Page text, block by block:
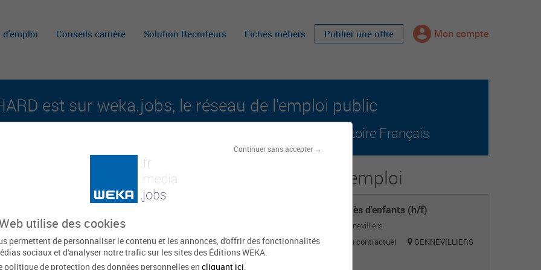
Continuer sans accepter →
utilise des cookies
permettent de personnaliser le contenu et les annonces, d'offrir des fonctionnalités
sociaux et d'analyser notre trafic sur les sites des Éditions WEKA.
politique de protection des données personnelles en cliquant ici
d'emploi Conseils carrière Solution Recruteurs Fiches métiers Publier une offre Mon compte
est sur weka.jobs, le réseau de l'emploi public
aux carrières publiques et aux offres d'emploi sur tout le territoire Français
Grand Est
Les offres d'emploi
Agent auprès d'enfants (h/f)
Mairie de Gennevilliers
Titulaire ou contractuel
GENNEVILLIERS